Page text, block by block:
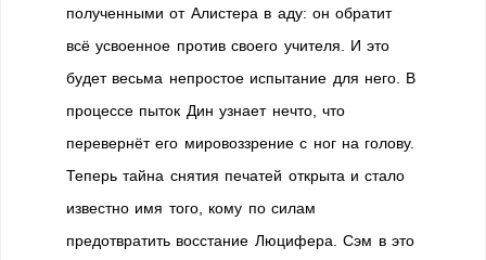
полученными от Алистера в аду: он обратит
всё усвоенное против своего учителя. И это
будет весьма непростое испытание для него. В
процессе пыток Дин узнает нечто, что
перевернёт его мировоззрение с ног на голову.
Теперь тайна снятия печатей открыта и стало
известно имя того, кому по силам
предотвратить восстание Люцифера. Сэм в это